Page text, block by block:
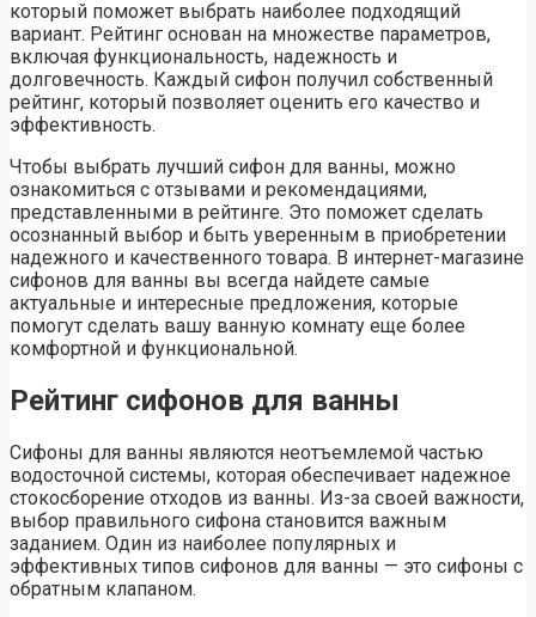
который поможет выбрать наиболее подходящий
вариант. Рейтинг основан на множестве параметров,
включая функциональность, надежность и
долговечность. Каждый сифон получил собственный
рейтинг, который позволяет оценить его качество и
эффективность.
Чтобы выбрать лучший сифон для ванны, можно
ознакомиться с отзывами и рекомендациями,
представленными в рейтинге. Это поможет сделать
осознанный выбор и быть уверенным в приобретении
надежного и качественного товара. В интернет-магазине
сифонов для ванны вы всегда найдете самые
актуальные и интересные предложения, которые
помогут сделать вашу ванную комнату еще более
комфортной и функциональной.
Рейтинг сифонов для ванны
Сифоны для ванны являются неотъемлемой частью
водосточной системы, которая обеспечивает надежное
стокосборение отходов из ванны. Из-за своей важности,
выбор правильного сифона становится важным
заданием. Один из наиболее популярных и
эффективных типов сифонов для ванны — это сифоны с
обратным клапаном.